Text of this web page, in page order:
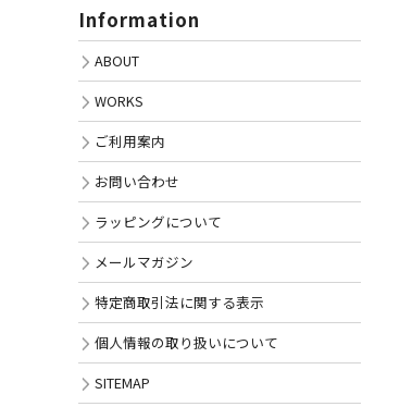
Information
ABOUT
WORKS
ご利用案内
お問い合わせ
ラッピングについて
メールマガジン
特定商取引法に関する表示
個人情報の取り扱いについて
SITEMAP